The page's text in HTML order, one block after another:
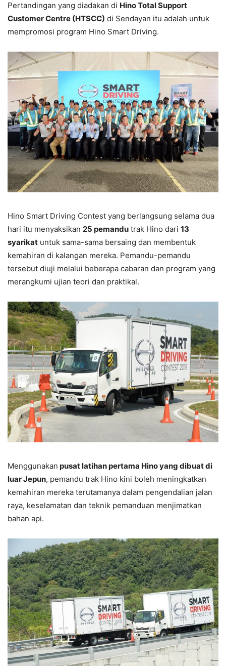
Pertandingan yang diadakan di Hino Total Support
Customer Centre (HTSCC) di Sendayan itu adalah untuk
mempromosi program Hino Smart Driving.
Hino Smart Driving Contest yang berlangsung selama dua
hari itu menyaksikan 25 pemandu trak Hino dari 13
syarikat untuk sama-sama bersaing dan membentuk
kemahiran di kalangan mereka. Pemandu-pemandu
tersebut diuji melalui beberapa cabaran dan program yang
merangkumi ujian teori dan praktikal.
Menggunakan pusat latihan pertama Hino yang dibuat di
luar Jepun, pemandu trak Hino kini boleh meningkatkan
kemahiran mereka terutamanya dalam pengendalian jalan
raya, keselamatan dan teknik pemanduan menjimatkan
bahan api.